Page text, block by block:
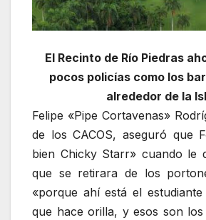
El Recinto de Río Piedras
pocos policías como los
alrededor de la
Felipe «Pipe Cortavenas»
de los CACOS, aseguró que
bien Chicky Starr» cuando le
que se retirara de los
«porque ahí está el estudiante
que hace orilla, y esos son los